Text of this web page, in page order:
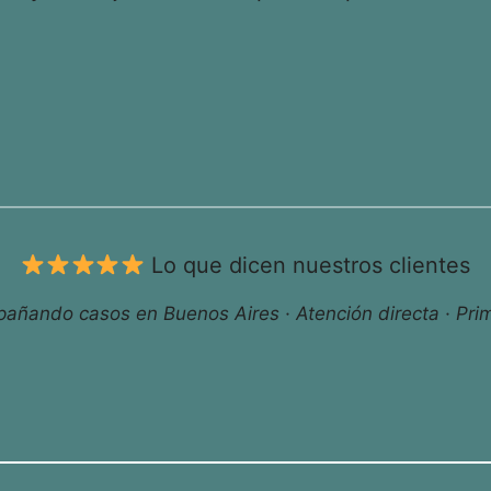
Lo que dicen nuestros clientes
casos en Buenos Aires · Atención directa ·